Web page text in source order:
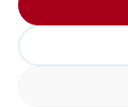
Blog
Contacto